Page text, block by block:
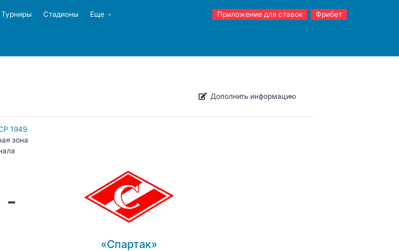
Турниры Стадионы Еще Приложение для ставок Фрибет
Дополнить информацию
1949
зона
-
«Спартак»